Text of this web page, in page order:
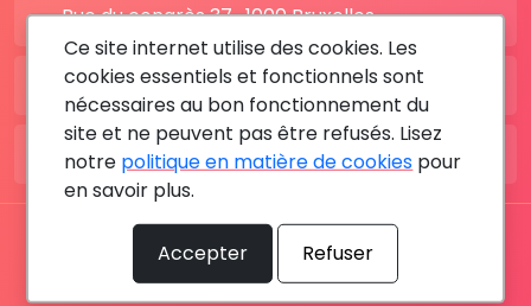
Rue du congrès 37 , 1000 Bruxelles
BE: +32 28080227
FR: +33 183642895
Tous les droits sont réservés © 2026 RDV MÉDICAL By
MediaSatCom
Ce site internet utilise des cookies. Les
cookies essentiels et fonctionnels sont
nécessaires au bon fonctionnement du
site et ne peuvent pas être refusés. Lisez
notre politique en matière de cookies pour
en savoir plus.
Accepter Refuser